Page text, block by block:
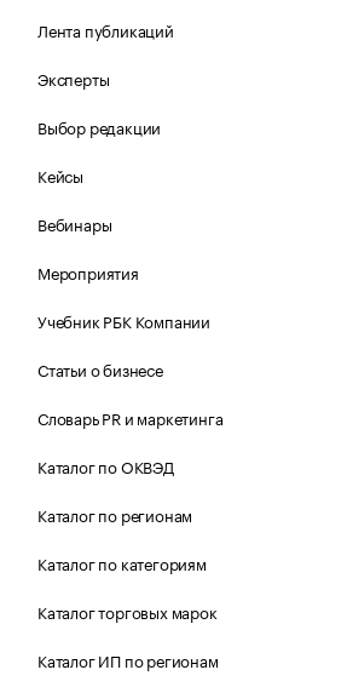
Лента публикаций
Эксперты
Выбор редакции
Кейсы
Вебинары
Мероприятия
Учебник РБК Компании
Статьи о бизнесе
Словарь PR и маркетинга
Каталог по ОКВЭД
Каталог по регионам
Каталог по категориям
Каталог торговых марок
Каталог ИП по регионам